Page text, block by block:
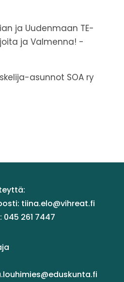
ja Uudenmaan TE-
ja Valmenna! -
asunnot SOA ry
tiina.elo@vihreat.fi
045 261 7447